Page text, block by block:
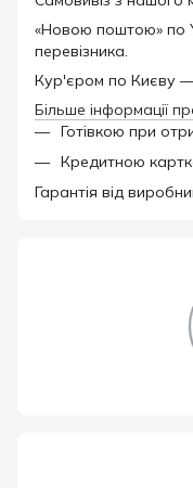
«Новою поштою» по
перевізника.
Кур'єром по Києву —
Більше інформації
Готівкою при
Кредитною
Гарантія від